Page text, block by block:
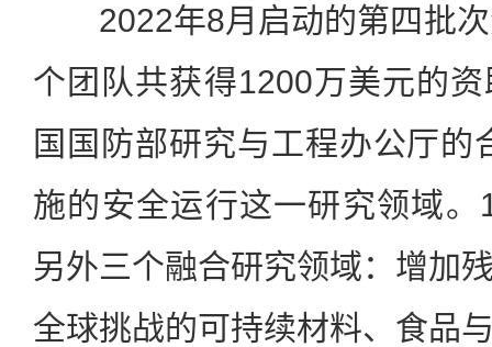
2022年8月启动的第四批次
个团队共获得1200万美元的
国国防部研究与工程办公厅的
施的安全运行这一研究领域
另外三个融合研究领域：增加
全球挑战的可持续材料、食品